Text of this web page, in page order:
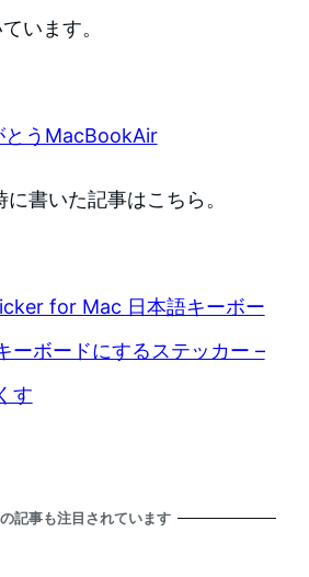
います。
とうMacBookAir
書いた記事はこちら。
for Mac 日本語キーボー
ーボードにするステッカー –
す
記事も注目されています